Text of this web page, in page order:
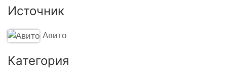
Источник
Авито
Категория